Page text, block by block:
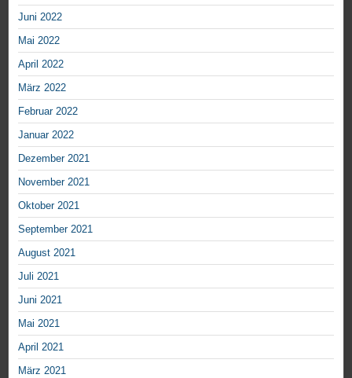
Juni 2022
Mai 2022
April 2022
März 2022
Februar 2022
Januar 2022
Dezember 2021
November 2021
Oktober 2021
September 2021
August 2021
Juli 2021
Juni 2021
Mai 2021
April 2021
März 2021